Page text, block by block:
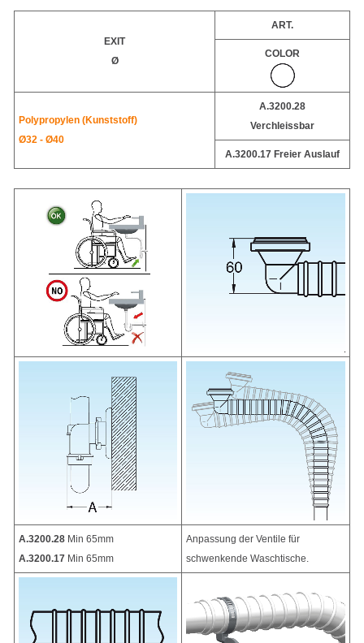
EXIT
Ø
ART.
COLOR
Polypropylen (Kunststoff)
Ø32 - Ø40
A.3200.28
Verchleissbar
A.3200.17 Freier Auslauf
A.3200.28 Min 65mm
A.3200.17 Min 65mm
Anpassung der Ventile für
schwenkende Waschtische.